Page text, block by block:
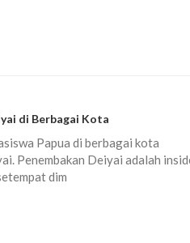
di Berbagai Kota
Papua di berbagai kota
Penembakan Deiyai adalah
dim